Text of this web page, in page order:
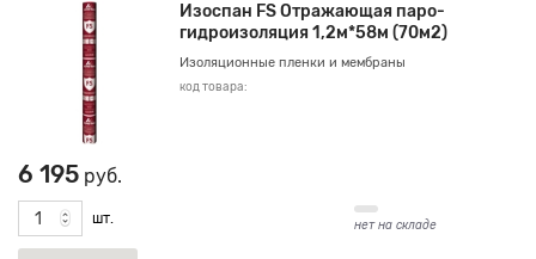
Изоспан FS Отражающая паро-
гидроизоляция 1,2м*58м (70м2)
Изоляционные пленки и мембраны
код товара:
6 195 руб.
шт. нет на складе